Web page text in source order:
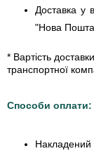
Доставка у
"Нова
* Вартість
транспортної
Способи оплати:
Накладений